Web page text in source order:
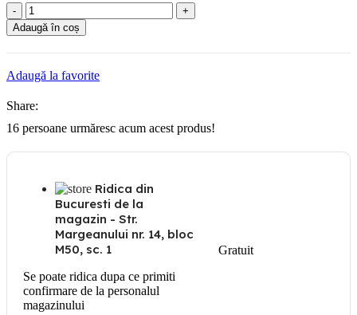
Cantitate
Gewiss
Doza
incastrata
Adaugă în coș
Adaugă la favorite
Share:
16 persoane urmăresc acum acest produs!
Ridica din
Bucuresti de la
magazin - Str.
Margeanului nr. 14, bloc
M50, sc. 1
Se poate ridica dupa ce primiti
confirmare de la personalul
magazinului
Gratuit